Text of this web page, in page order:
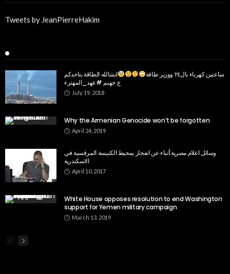
Tweets by JeanPierreHakim
ساعتين كهرباء بال٢٤ ووزير طاقة
انشالله الطاقة بتاخدكم
ع جهنم #عهد_المهترء
July 19, 2018
Why the Armenian Genocide won’t be forgotten
April 24, 2019
وسائل اعلام مصرية:أنباء عن انفجار بمحيط الكنيسة المرقسية في
الاسكندرية
April 10, 2017
White House opposes resolution to end Washington
support for Yemen military campaign
March 13, 2019